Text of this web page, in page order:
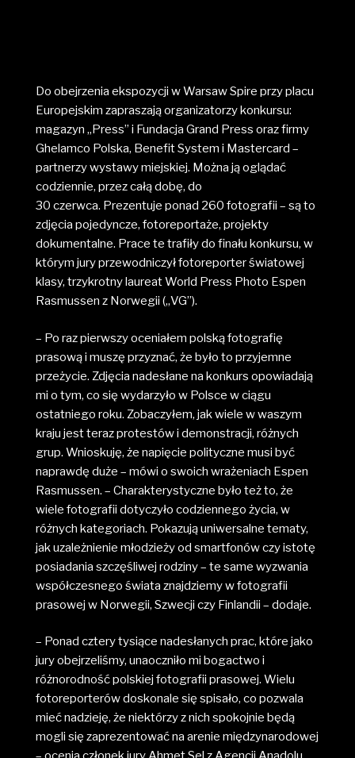
Do obejrzenia ekspozycji w Warsaw Spire przy placu
Europejskim zapraszają organizatorzy konkursu:
magazyn „Press” i Fundacja Grand Press oraz firmy
Ghelamco Polska, Benefit System i Mastercard –
partnerzy wystawy miejskiej. Można ją oglądać
codziennie, przez całą dobę, do
30 czerwca. Prezentuje ponad 260 fotografii – są to
zdjęcia pojedyncze, fotoreportaże, projekty
dokumentalne. Prace te trafiły do finału konkursu, w
którym jury przewodniczył fotoreporter światowej
klasy, trzykrotny laureat World Press Photo Espen
Rasmussen z Norwegii („VG”).
– Po raz pierwszy oceniałem polską fotografię
prasową i muszę przyznać, że było to przyjemne
przeżycie. Zdjęcia nadesłane na konkurs opowiadają
mi o tym, co się wydarzyło w Polsce w ciągu
ostatniego roku. Zobaczyłem, jak wiele w waszym
kraju jest teraz protestów i demonstracji, różnych
grup. Wnioskuję, że napięcie polityczne musi być
naprawdę duże – mówi o swoich wrażeniach Espen
Rasmussen. – Charakterystyczne było też to, że
wiele fotografii dotyczyło codziennego życia, w
różnych kategoriach. Pokazują uniwersalne tematy,
jak uzależnienie młodzieży od smartfonów czy istotę
posiadania szczęśliwej rodziny – te same wyzwania
współczesnego świata znajdziemy w fotografii
prasowej w Norwegii, Szwecji czy Finlandii – dodaje.
– Ponad cztery tysiące nadesłanych prac, które jako
jury obejrzeliśmy, unaoczniło mi bogactwo i
różnorodność polskiej fotografii prasowej. Wielu
fotoreporterów doskonale się spisało, co pozwala
mieć nadzieję, że niektórzy z nich spokojnie będą
mogli się zaprezentować na arenie międzynarodowej